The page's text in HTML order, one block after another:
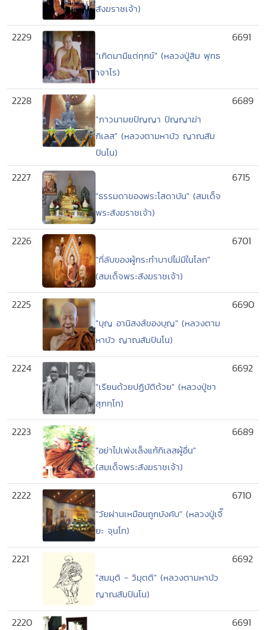
สังฆราชเจ้า)
2229
"เกิดมามีแต่ทุกข์" (หลวงปู่สิม พุทธ
าจาโร)
6691
2228
"ภาวนามยปัญญา ปัญญาฆ่า
กิเลส" (หลวงตามหาบัว ญาณสัม
ปันโน)
6689
2227
"ธรรมดาของพระโสดาบัน" (สมเด็จ
พระสังฆราชเจ้า)
6715
2226
"ที่ลับของผู้กระทำบาปไม่มีในโลก"
(สมเด็จพระสังฆราชเจ้า)
6701
2225
"บุญ อานิสงส์ของบุญ" (หลวงตาม
หาบัว ญาณสัมปันโน)
6690
2224
"เรียนด้วยปฏิบัติด้วย" (หลวงปู่ชา
สุภทฺโท)
6692
2223
"อย่าไปเพ่งเล็งแก้กิเลสผู้อื่น"
(สมเด็จพระสังฆราชเจ้า)
6689
2222
"วัยผ่านเหมือนถูกบังคับ" (หลวงปู่เจี๊
ยะ จุนโท)
6710
2221
"สมมุติ - วิมุตติ" (หลวงตามหาบัว
ญาณสัมปันโน)
6692
2220 6691